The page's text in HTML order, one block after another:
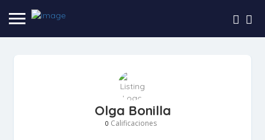
Olga Bonilla
0 Calificaciones